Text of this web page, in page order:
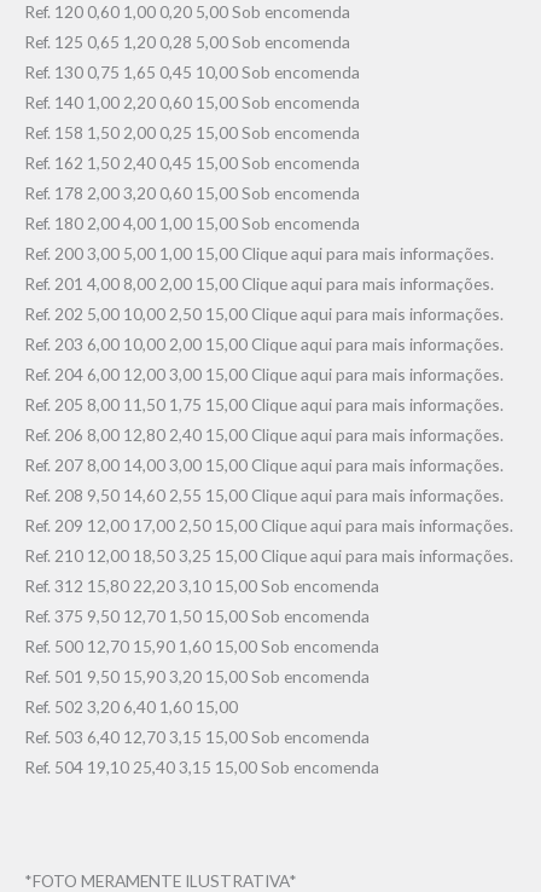
Ref. 120 0,60 1,00 0,20 5,00 Sob encomenda
Ref. 125 0,65 1,20 0,28 5,00 Sob encomenda
Ref. 130 0,75 1,65 0,45 10,00 Sob encomenda
Ref. 140 1,00 2,20 0,60 15,00 Sob encomenda
Ref. 158 1,50 2,00 0,25 15,00 Sob encomenda
Ref. 162 1,50 2,40 0,45 15,00 Sob encomenda
Ref. 178 2,00 3,20 0,60 15,00 Sob encomenda
Ref. 180 2,00 4,00 1,00 15,00 Sob encomenda
Ref. 200 3,00 5,00 1,00 15,00 Clique aqui para mais informações.
Ref. 201 4,00 8,00 2,00 15,00 Clique aqui para mais informações.
Ref. 202 5,00 10,00 2,50 15,00 Clique aqui para mais informações.
Ref. 203 6,00 10,00 2,00 15,00 Clique aqui para mais informações.
Ref. 204 6,00 12,00 3,00 15,00 Clique aqui para mais informações.
Ref. 205 8,00 11,50 1,75 15,00 Clique aqui para mais informações.
Ref. 206 8,00 12,80 2,40 15,00 Clique aqui para mais informações.
Ref. 207 8,00 14,00 3,00 15,00 Clique aqui para mais informações.
Ref. 208 9,50 14,60 2,55 15,00 Clique aqui para mais informações.
Ref. 209 12,00 17,00 2,50 15,00 Clique aqui para mais informações.
Ref. 210 12,00 18,50 3,25 15,00 Clique aqui para mais informações.
Ref. 312 15,80 22,20 3,10 15,00 Sob encomenda
Ref. 375 9,50 12,70 1,50 15,00 Sob encomenda
Ref. 500 12,70 15,90 1,60 15,00 Sob encomenda
Ref. 501 9,50 15,90 3,20 15,00 Sob encomenda
Ref. 502 3,20 6,40 1,60 15,00
Ref. 503 6,40 12,70 3,15 15,00 Sob encomenda
Ref. 504 19,10 25,40 3,15 15,00 Sob encomenda
*FOTO MERAMENTE ILUSTRATIVA*